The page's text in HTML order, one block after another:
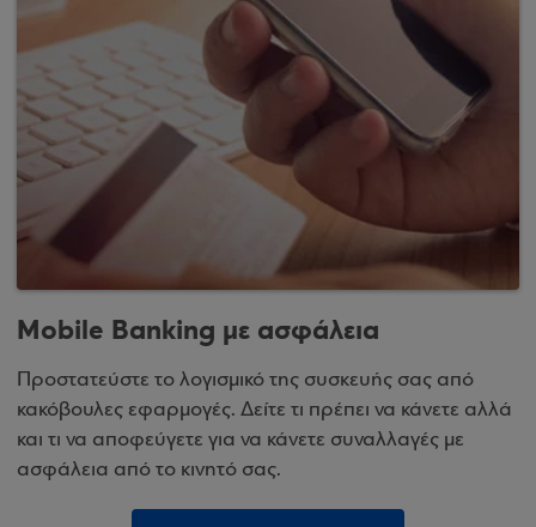
Mobile Banking με ασφάλεια
Προστατεύστε το λογισμικό της συσκευής σας από
κακόβουλες εφαρμογές. Δείτε τι πρέπει να κάνετε αλλά
και τι να αποφεύγετε για να κάνετε συναλλαγές με
ασφάλεια από το κινητό σας.